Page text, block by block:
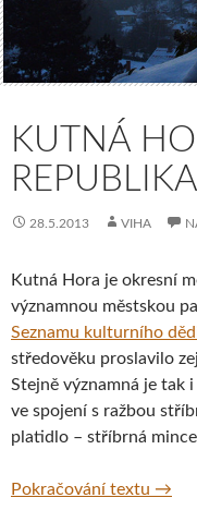
KUTNÁ
REPUBLIKA
28.5.2013 VIHA
Kutná Hora je okresní
významnou městskou
Seznamu kulturního
středověku proslavilo
Stejně významná je tak
ve spojení s ražbou
platidlo – stříbrná
Pokračování textu →